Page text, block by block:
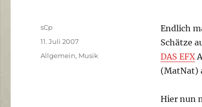
Endlich
Schätze
DAS EFX
(MatNat)
Hier nun
Autor
sCp
Veröffentlicht
am
11. Juli 2007
Kategorien
Allgemein, Musik